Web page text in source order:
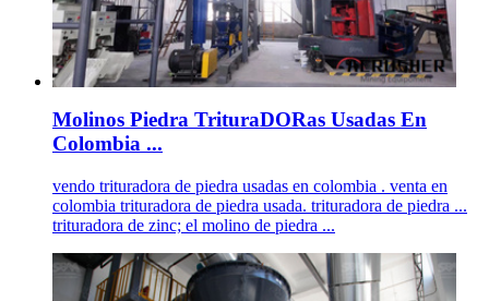
Molinos Piedra TrituraDORas Usadas En
Colombia ...
vendo trituradora de piedra usadas en colombia . venta en
colombia trituradora de piedra usada. trituradora de piedra ...
trituradora de zinc; el molino de piedra ...